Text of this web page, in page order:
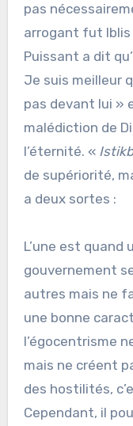
pas
arrogant fut Iblis
Puissant a dit
Je suis meilleur
pas devant lui »
malédiction de
l’éternité. «
de supériorité,
a deux sortes :
L’une est quand
gouvernement
autres mais ne
une bonne
l’égocentrisme
mais ne créent
des hostilités,
Cependant, il